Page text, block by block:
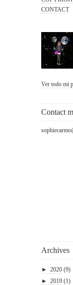
CONTACT
Ver todo mi
Contact
sophiecarmo
Archives
► 2020 (9)
► 2019 (1)